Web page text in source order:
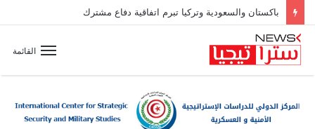
باكستان والسعودية وتركيا تبرم اتفاقية دفاع مشترك
القائمة